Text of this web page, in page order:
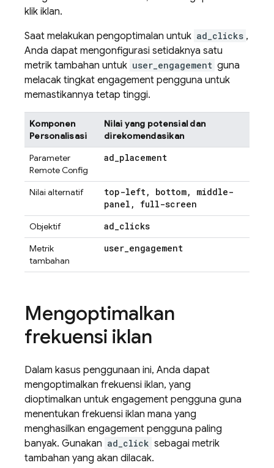
klik iklan.
Saat melakukan pengoptimalan untuk ad_clicks ,
Anda dapat mengonfigurasi setidaknya satu
metrik tambahan untuk user_engagement guna
melacak tingkat engagement pengguna untuk
memastikannya tetap tinggi.
Komponen
Personalisasi
Nilai yang potensial dan
direkomendasikan
Parameter
Remote Config
ad_placement
Nilai alternatif top-left, bottom,
middle-
panel , full-screen
Objektif ad_clicks
Metrik
tambahan
user_engagement
Mengoptimalkan
frekuensi iklan
Dalam kasus penggunaan ini, Anda dapat
mengoptimalkan frekuensi iklan, yang
dioptimalkan untuk engagement pengguna guna
menentukan frekuensi iklan mana yang
menghasilkan engagement pengguna paling
banyak. Gunakan ad_click sebagai metrik
tambahan yang akan dilacak.